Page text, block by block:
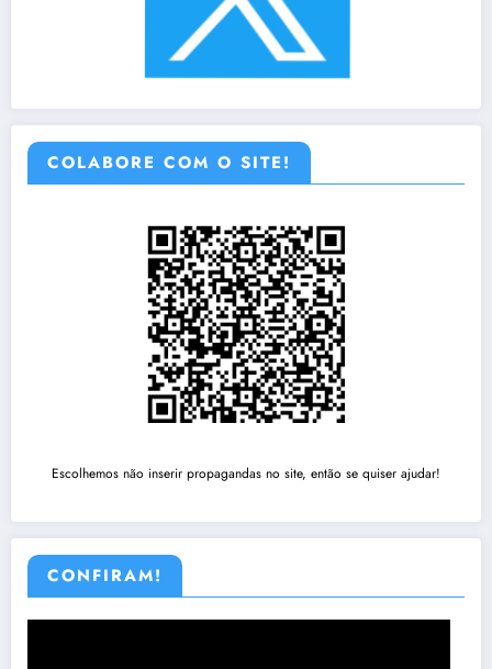
COLABORE COM O SITE!
Escolhemos não inserir propagandas no site, então se quiser ajudar!
CONFIRAM!